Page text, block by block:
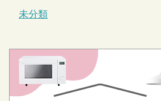
未分類